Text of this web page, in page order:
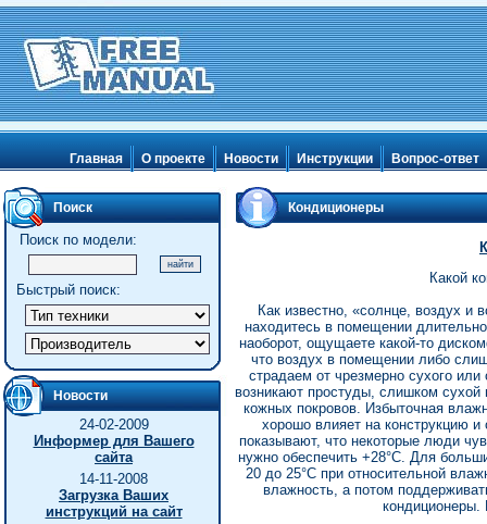
Главная О проекте Новости Инструкции Вопрос-ответ
Поиск
Поиск по модели:
Быстрый поиск:
Новости
24-02-2009
Информер для Вашего
сайта
14-11-2008
Загрузка Ваших
инструкций на сайт
Кондиционеры
Какой
Как известно, «солнце, воздух и
находитесь в помещении
наоборот, ощущаете какой-то
что воздух в помещении либо
страдаем от чрезмерно сухого
возникают простуды, слишком
кожных покровов. Избыточная
хорошо влияет на конструкцию
показывают, что некоторые люди
нужно обеспечить +28°С. Для
20 до 25°С при относительной
влажность, а потом
кондиционеры.